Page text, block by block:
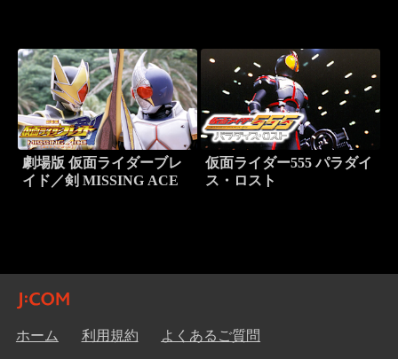
劇場版 仮面ライダーブレ
イド／剣 MISSING ACE
仮面ライダー555 パラダイ
ス・ロスト
ホーム 利用規約 よくあるご質問